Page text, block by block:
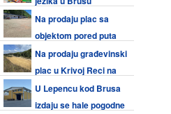
Na prodaju plac sa
objektom pored puta
Kruševac - BrusNa prodaju građevinski
plac u Krivoj Reci na
KopaonikuU Lepencu kod Brusa
izdaju se hale pogodne